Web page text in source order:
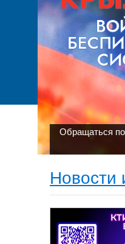
Обращаться
Новости